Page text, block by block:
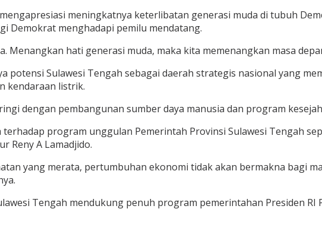
meningkatnya keterlibatan generasi muda di tubuh
Demokrat menghadapi pemilu mendatang.
Menangkan hati generasi muda, maka kita memenangkan masa
potensi Sulawesi Tengah sebagai daerah strategis nasional yang
kendaraan listrik.
dengan pembangunan sumber daya manusia dan program
program unggulan Pemerintah Provinsi Sulawesi Tengah
Reny A Lamadjido.
yang merata, pertumbuhan ekonomi tidak akan bermakna bagi
Tengah mendukung penuh program pemerintahan Presiden RI